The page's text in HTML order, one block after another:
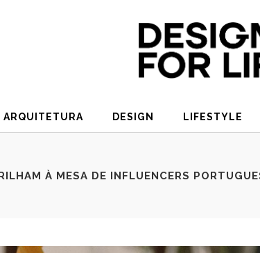
ARQUITETURA DESIGN LIFESTYLE
À MESA DE INFLUENCERS